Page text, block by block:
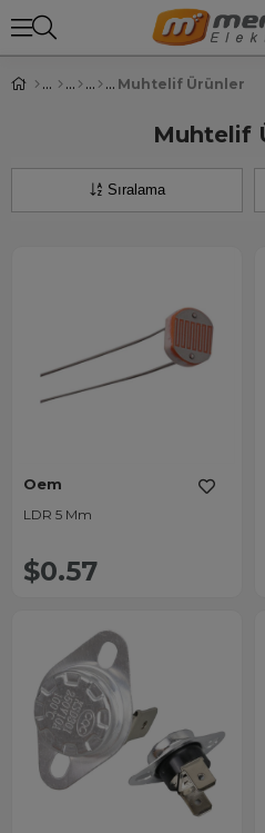
Muhtelif Ürünler
Muhtelif
Sıralama
Oem
LDR 5 Mm
$0.57